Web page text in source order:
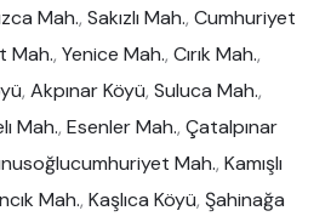
Mah., Sakızlı Mah., Cumhuriyet
Mah., Yenice Mah., Cırık Mah.,
, Akpınar Köyü, Suluca Mah.,
Mah., Esenler Mah., Çatalpınar
Mah., Kamışlı
Mah., Kaşlıca Köyü, Şahinağa